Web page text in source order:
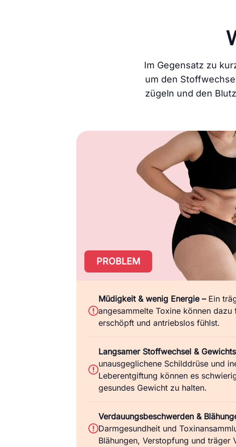
Im Gegensatz zu
um den
zügeln und den
PROBLEM
Müdigkeit & wenig Energie –Ein
angesammelte Toxine können
erschöpft und antriebslos fühlst.
Langsamer Stoffwechsel &
unausgeglichene Schilddrüse und
Leberentgiftung können es
gesundes Gewicht zu halten.
Verdauungsbeschwerden &
Darmgesundheit und
Blähungen, Verstopfung und träger